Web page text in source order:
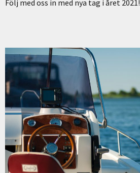
Följ med oss in med nya tag i året 2021!